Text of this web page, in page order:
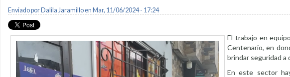
Enviado por Dalila Jaramilloen Mar, 11/06/2024 - 17:24
El trabajo en
Centenario, en
brindar seguridad a
En este sector